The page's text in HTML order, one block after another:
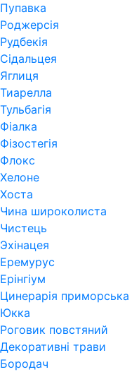
Пупавка
Роджерсія
Рудбекія
Сідальцея
Яглиця
Тиарелла
Тульбагія
Фіалка
Фізостегія
Флокс
Хелоне
Хоста
Чина широколиста
Чистець
Эхінацея
Еремурус
Ерінгіум
Цинерарія приморська
Юкка
Роговик повстяний
Декоративні трави
Бородач